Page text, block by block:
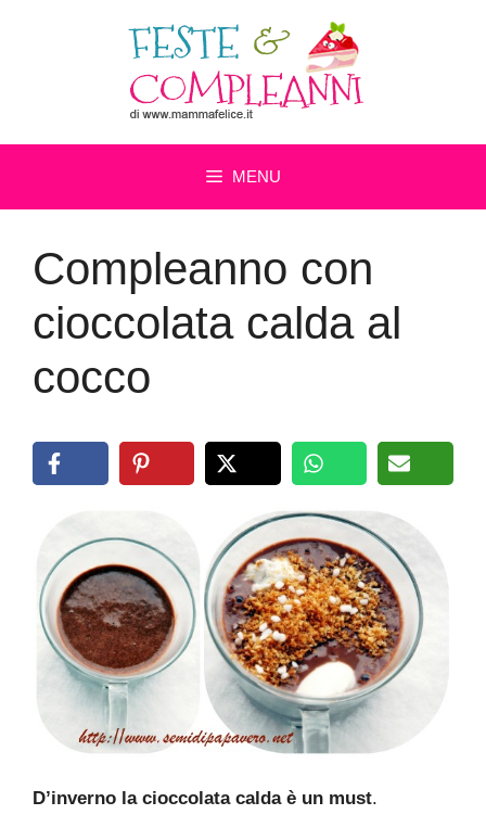
MENU
Compleanno con
cioccolata calda al
cocco
D’inverno la cioccolata calda è un must.